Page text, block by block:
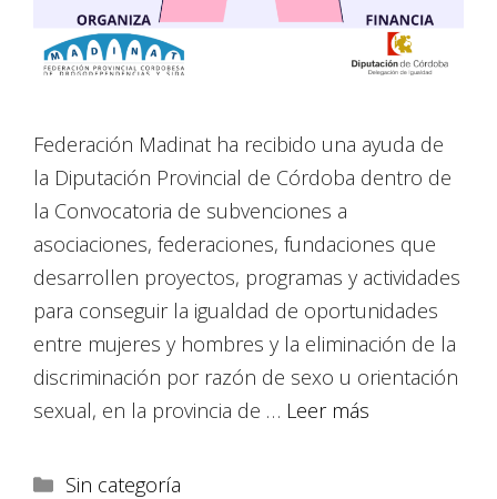
Federación Madinat ha recibido una ayuda de
la Diputación Provincial de Córdoba dentro de
la Convocatoria de subvenciones a
asociaciones, federaciones, fundaciones que
desarrollen proyectos, programas y actividades
para conseguir la igualdad de oportunidades
entre mujeres y hombres y la eliminación de la
discriminación por razón de sexo u orientación
sexual, en la provincia de … Leer más
Sin categoría